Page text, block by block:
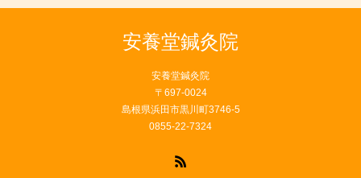
安養堂鍼灸院
安養堂鍼灸院
〒697-0024
島根県浜田市黒川町3746-5
0855-22-7324